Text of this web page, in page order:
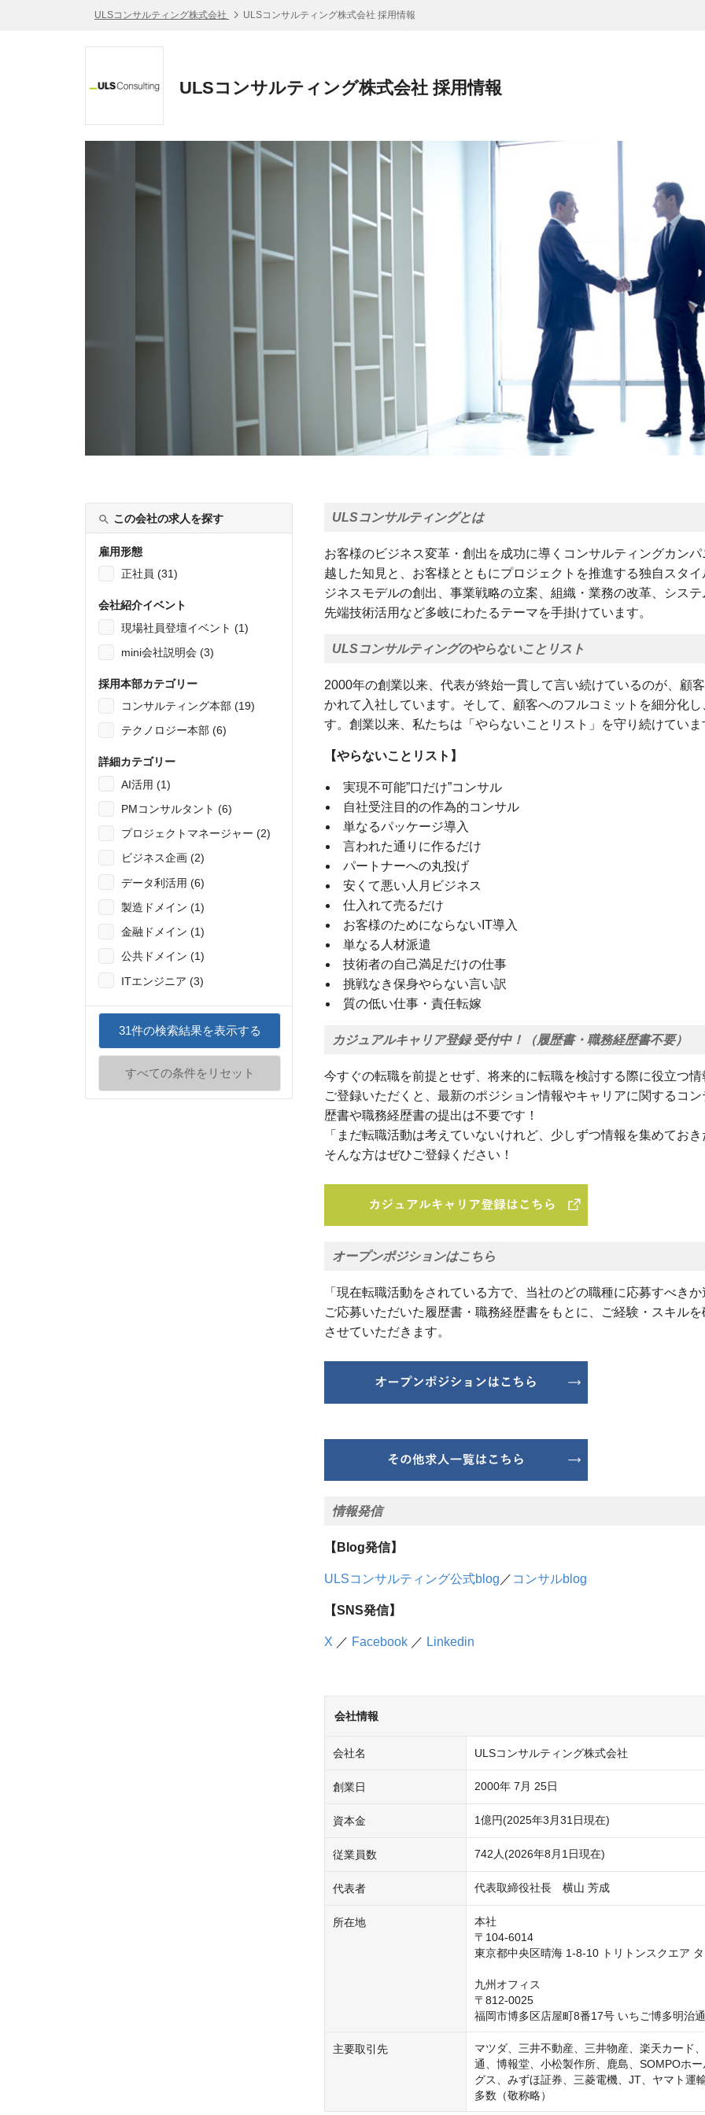
ULSコンサルティング株式会社 ULSコンサルティング株式会社 採用情報
ULSコンサルティング株式会社 採用情報
この会社の求人を探す
雇用形態
正社員 (31)
会社紹介イベント
現場社員登壇イベント (1)
mini会社説明会 (3)
採用本部カテゴリー
コンサルティング本部 (19)
テクノロジー本部 (6)
詳細カテゴリー
AI活用 (1)
PMコンサルタント (6)
プロジェクトマネージャー (2)
ビジネス企画 (2)
データ利活用 (6)
製造ドメイン (1)
金融ドメイン (1)
公共ドメイン (1)
ITエンジニア (3)
31件の検索結果を表示する
すべての条件をリセット
ULSコンサルティングとは
お客様のビジネス変革・創出を成功に導くコンサルティングカン
越した知見と、お客様とともにプロジェクトを推進する独自スタ
ジネスモデルの創出、事業戦略の立案、組織・業務の改革、シス
先端技術活用など多岐にわたるテーマを手掛けています。
ULSコンサルティングのやらないことリスト
2000年の創業以来、代表が終始一貫して言い続けているのが、顧
かれて入社しています。そして、顧客へのフルコミットを細分化
す。創業以来、私たちは「やらないことリスト」を守り続けていま
【やらないことリスト】
実現不可能”口だけ”コンサル
自社受注目的の作為的コンサル
単なるパッケージ導入
言われた通りに作るだけ
パートナーへの丸投げ
安くて悪い人月ビジネス
仕入れて売るだけ
お客様のためにならないIT導入
単なる人材派遣
技術者の自己満足だけの仕事
挑戦なき保身やらない言い訳
質の低い仕事・責任転嫁
カジュアルキャリア登録 受付中！（履歴書・職務経歴書不要）
今すぐの転職を前提とせず、将来的に転職を検討する際に役立つ
ご登録いただくと、最新のポジション情報やキャリアに関するコ
歴書や職務経歴書の提出は不要です！
「まだ転職活動は考えていないけれど、少しずつ情報を集めてお
そんな方はぜひご登録ください！
オープンポジションはこちら
「現在転職活動をされている方で、当社のどの職種に応募すべき
ご応募いただいた履歴書・職務経歴書をもとに、ご経験・スキル
させていただきます。
情報発信
【Blog発信】
ULSコンサルティング公式blog ／ コンサルblog
【SNS発信】
X ／ Facebook ／ Linkedin
会社情報
会社名 ULSコンサルティング株式会社
創業日 2000年 7月 25日
資本金 1億円(2025年3月31日現在)
従業員数 742人(2026年8月1日現在)
代表者 代表取締役社長　横山 芳成
所在地
本社
〒104-6014
東京都中央区晴海 1-8-10 トリトンスクエア
九州オフィス
〒812-0025
福岡市博多区店屋町8番17号 いちご博多明治
主要取引先
マツダ、三井不動産、三井物産、楽天カード
通、博報堂、小松製作所、鹿島、SOMPOホ
グス、みずほ証券、三菱電機、JT、ヤマト運
多数（敬称略）